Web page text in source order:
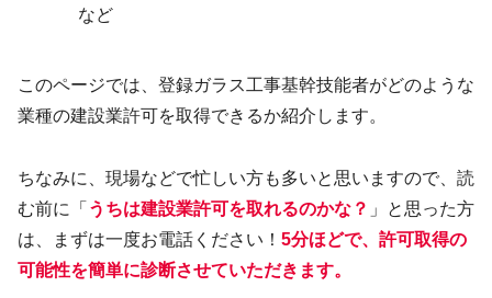
など
このページでは、登録ガラス工事基幹技能者がどのような
業種の建設業許可を取得できるか紹介します。
ちなみに、現場などで忙しい方も多いと思いますので、読
む前に「 うちは建設業許可を取れるのかな？ 」と思った方
は、まずは一度お電話ください！ 5分ほどで、許可取得の
可能性を簡単に診断させていただきます。